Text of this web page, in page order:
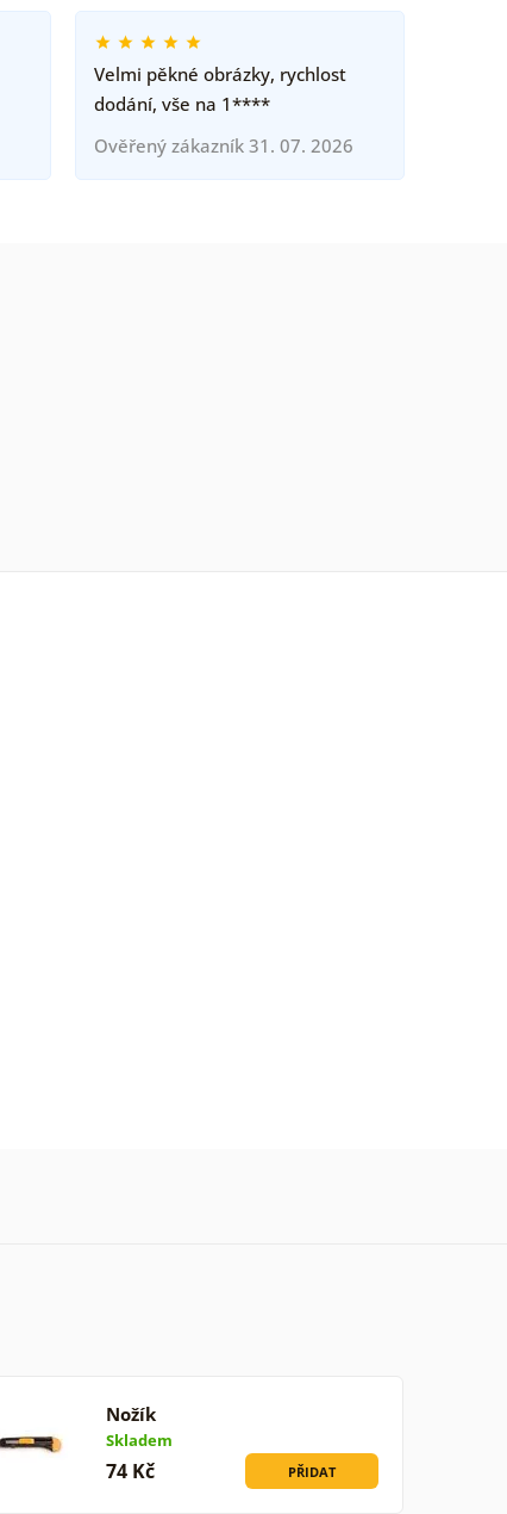
Velmi pěkné obrázky, rychlost
dodání, vše na 1****
Ověřený zákazník 31. 07. 2026
Nožík
Skladem
74 Kč PŘIDAT